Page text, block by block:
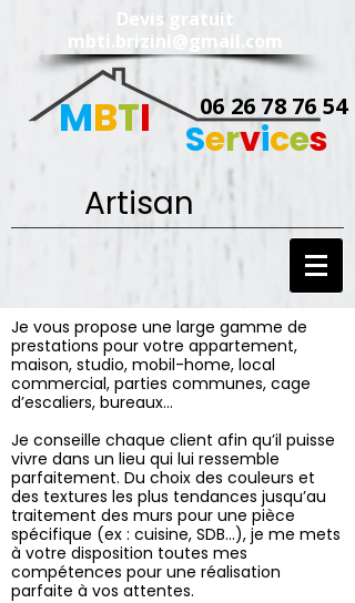
Devis gratuit
mbti.brizini@gmail.com
06 26 78 76 54
MBTI Services
Artisan
Je vous propose une large gamme de
prestations pour votre appartement,
maison, studio, mobil-home, local
commercial, parties communes, cage
d’escaliers, bureaux...
Je conseille chaque client afin qu’il puisse
vivre dans un lieu qui lui ressemble
parfaitement. Du choix des couleurs et
des textures les plus tendances jusqu’au
traitement des murs pour une pièce
spécifique (ex : cuisine, SDB...), je me mets
à votre disposition toutes mes
compétences pour une réalisation
parfaite à vos attentes.